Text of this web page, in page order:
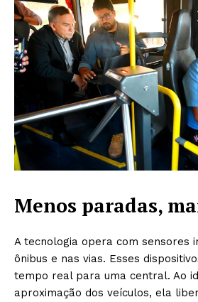
Menos paradas,
A tecnologia opera com sensores
ônibus e nas vias. Esses
tempo real para uma central. Ao
aproximação dos veículos, ela